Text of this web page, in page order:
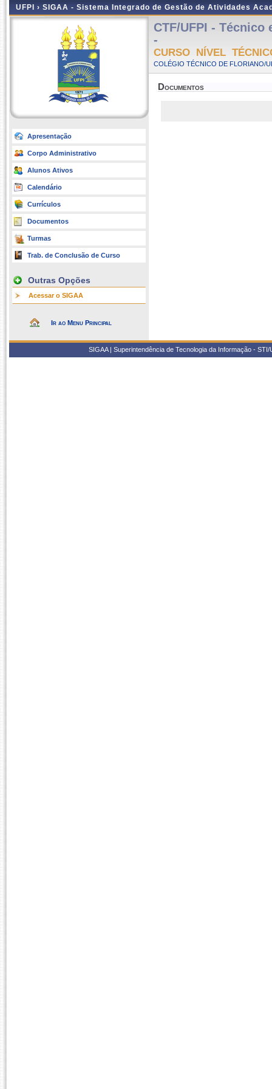
UFPI › SIGAA - Sistema Integrado de Gestão de Atividades
Apresentação
Corpo Administrativo
Alunos Ativos
Calendário
Currículos
Documentos
Turmas
Trab. de Conclusão de Curso
Outras Opções
Acessar o SIGAA
Ir ao Menu Principal
CTF/UFPI -
-
CURSO NÍVEL
COLÉGIO TÉCNICO DE FLORIANO/
Documentos
SIGAA | Superintendência de Tecnologia da Informação -